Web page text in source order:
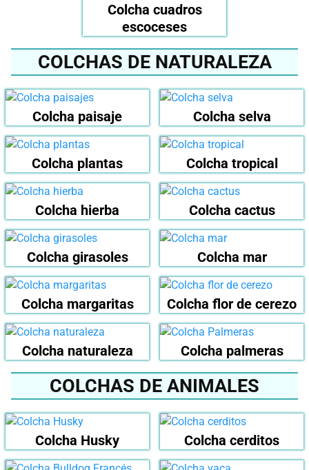
Colcha cuadros
escoceses
COLCHAS DE NATURALEZA
Colcha paisaje Colcha selva
Colcha plantas Colcha tropical
Colcha hierba Colcha cactus
Colcha girasoles Colcha mar
Colcha margaritas Colcha flor de cerezo
Colcha naturaleza Colcha palmeras
COLCHAS DE ANIMALES
Colcha Husky Colcha cerditos